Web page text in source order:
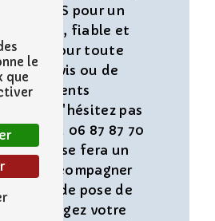
pour un
qualité, fiable et
Pour toute
de devis ou de
n'hésitez pas
au 06 87 87 70
équipe se fera un
vous accompagner
projet de pose de
Protégez votre
le
que